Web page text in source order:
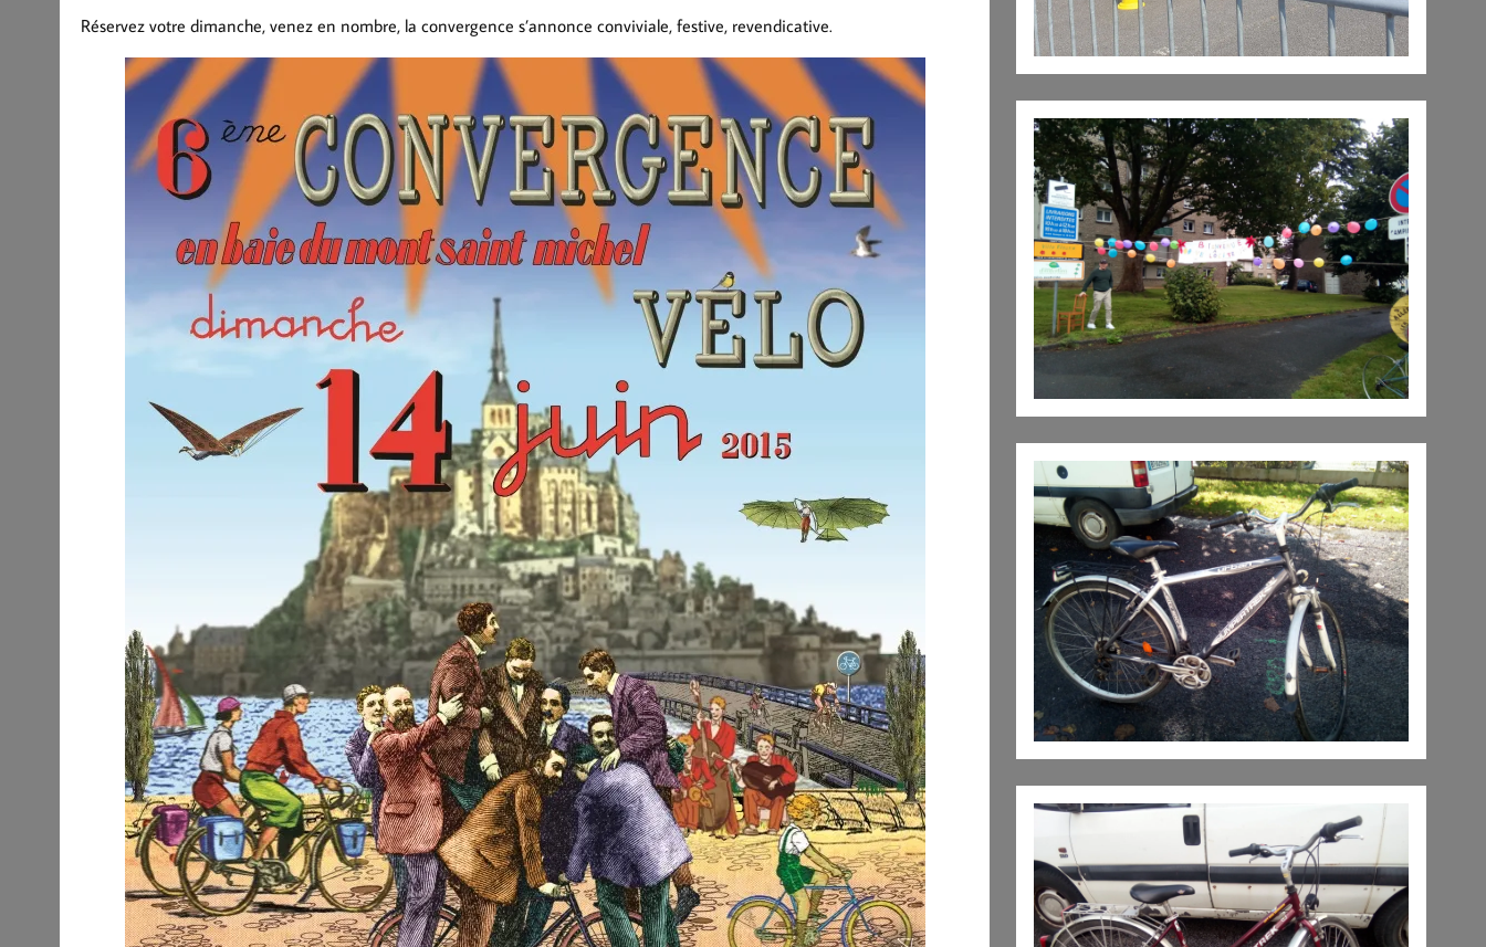
Réservez votre dimanche, venez en nombre, la convergence s’annonce conviviale, festive, revendicative.